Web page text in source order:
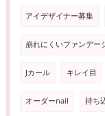
アイデザイナー募集
崩れにくいファンデー
Jカール キレイ目
オーダーnail 持ち